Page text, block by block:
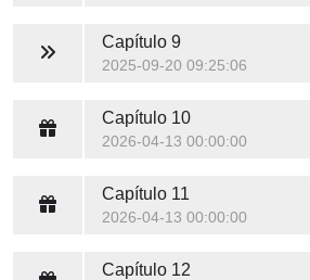
Capítulo 9
2025-09-20 09:25:06
Capítulo 10
2026-04-13 00:00:00
Capítulo 11
2026-04-13 00:00:00
Capítulo 12